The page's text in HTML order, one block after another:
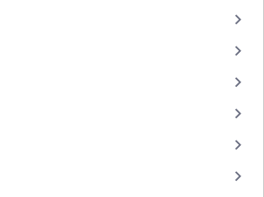
keyboard_arrow_right
keyboard_arrow_right
keyboard_arrow_right
keyboard_arrow_right
keyboard_arrow_right
keyboard_arrow_right